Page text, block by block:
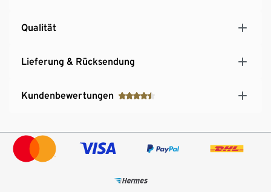
Qualität
Lieferung & Rücksendung
Kundenbewertungen